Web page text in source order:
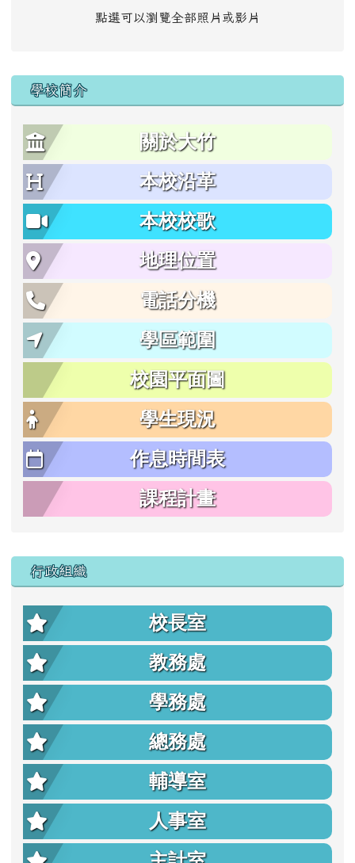
點選可以瀏覽全部照片或影片
學校簡介
關於大竹
本校沿革
本校校歌
地理位置
電話分機
學區範圍
校園平面圖
學生現況
作息時間表
課程計畫
行政組織
校長室
教務處
學務處
總務處
輔導室
人事室